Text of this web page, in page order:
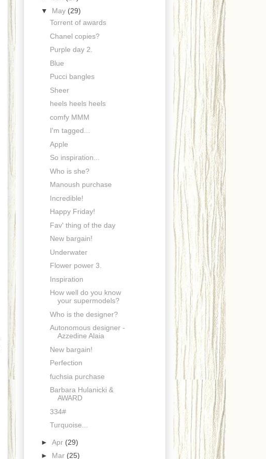
▼ May (29)
Torrent of awards
Chanel copies?
Purple day 2.
Blue
Pucci bangles
Sheer
heels heels heels
comfy MMM
I'm tagged...
Apple
So inspiration...
Who is she?
Manoush purchase
Incredible!
Happy Friday!
Fav' thing of the day
New bargain!
Underwater
Flower power 3.
Inspiration
How well do you know
your supermodels?
Who is the designer?
Autonomous designer -
Azzedine Alaia
New bargain!
Perfection
fuchsia purchase
Barbara Hulanicki &
AWARD
334#
Turquoise...
► Apr (29)
► Mar (25)